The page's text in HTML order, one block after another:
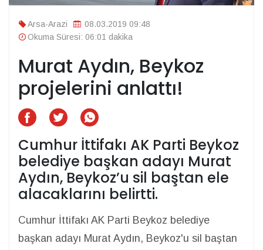
Arsa-Arazi
08.03.2019 09:48
Okuma Süresi: 06:01 dakika
Murat Aydın, Beykoz
projelerini anlattı!
Cumhur İttifakı AK Parti Beykoz
belediye başkan adayı Murat
Aydın, Beykoz’u sil baştan ele
alacaklarını belirtti.
Cumhur İttifakı AK Parti Beykoz belediye
başkan adayı Murat Aydın, Beykoz'u sil baştan